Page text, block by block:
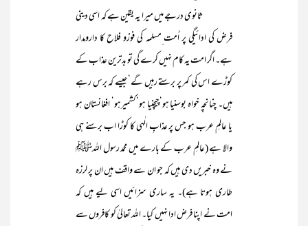
ثانوی درجے میں میرا یہ یقین ہے کہ اسی دینی
فرض کی ادائیگی پر اُمت ِمسلمہ کی فوزو فلاح کا دارومدار
ہے۔ اگر امت یہ کام نہیں کرے گی تو بدترین عذاب کے
کوڑے اس کی کمر پر برستے رہیں گے‘ جیسے کہ برس رہے
ہیں۔ چنانچہ خواہ بوسنیا ہو‘چیچنیا ہو‘کشمیرہو‘ افغانستان ہو
یا عالمِ عرب ہو جس پر عذابِ الٰہی کا کوڑا اب برسنے ہی
والا ہے (عالمِ عرب کے بارے میں محمد رسول اللہﷺ
نے وہ خبریں دی ہیں کہ جو ان سے واقف ہیں ان پر لرزہ
طاری ہوتا ہے)۔ یہ ساری سزائیں اسی لیے ہیں کہ
امت نے اپنا فرض ادا نہیں کیا۔ اللہ تعالیٰ کو کافروں سے